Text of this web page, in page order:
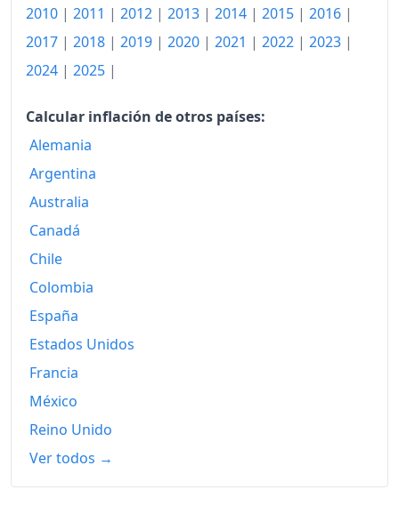
2019
1,288.25
2020
1,312.98
2022
1,389.59
2024
2025
2026-06
2010 | 2011 | 2012 | 2013 | 2014 | 2015 | 2016 |
2017 | 2018 | 2019 | 2020 | 2021 | 2022 | 2023 |
2024 | 2025 |
Calcular inflación de otros países:
Alemania
Argentina
Australia
Canadá
Chile
Colombia
España
Estados Unidos
Francia
México
Reino Unido
Ver todos →